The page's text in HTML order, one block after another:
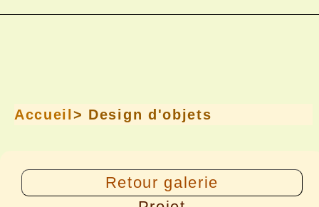
Accueil > Design d'objets
Retour galerie